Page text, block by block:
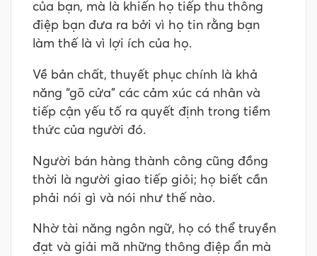
của bạn, mà là khiến họ tiếp thu thông
điệp bạn đưa ra bởi vì họ tin rằng bạn
làm thế là vì lợi ích của họ.
Về bản chất, thuyết phục chính là khả
năng “gõ cửa” các cảm xúc cá nhân và
tiếp cận yếu tố ra quyết định trong tiềm
thức của người đó.
Người bán hàng thành công cũng đồng
thời là người giao tiếp giỏi; họ biết cần
phải nói gì và nói như thế nào.
Nhờ tài năng ngôn ngữ, họ có thể truyền
đạt và giải mã những thông điệp ẩn mà